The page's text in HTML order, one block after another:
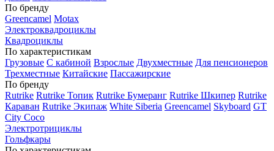
По бренду
Greencamel Motax
Электроквадроциклы
Квадроциклы
По характеристикам
Грузовые С кабиной Взрослые Двухместные Для пенсионеров
Трехместные Китайские Пассажирские
По бренду
Rutrike Rutrike Топик Rutrike Бумеранг Rutrike Шкипер Rutrike
Караван Rutrike Экипаж White Siberia Greencamel Skyboard GT
City Coco
Электротрициклы
Гольфкары